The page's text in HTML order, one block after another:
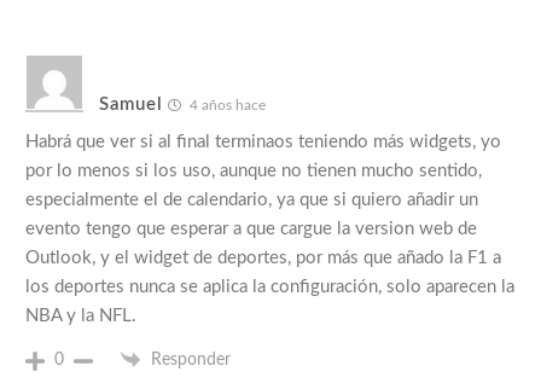
Samuel 4 años hace
Habrá que ver si al final terminaos teniendo más widgets, yo
por lo menos si los uso, aunque no tienen mucho sentido,
especialmente el de calendario, ya que si quiero añadir un
evento tengo que esperar a que cargue la version web de
Outlook, y el widget de deportes, por más que añado la F1 a
los deportes nunca se aplica la configuración, solo aparecen la
NBA y la NFL.
0 Responder